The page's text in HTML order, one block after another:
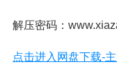
解压密码：
点击进入网盘下载-